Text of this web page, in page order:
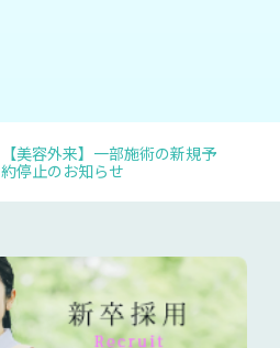
【美容外来】一部施術の新規予
約停止のお知らせ